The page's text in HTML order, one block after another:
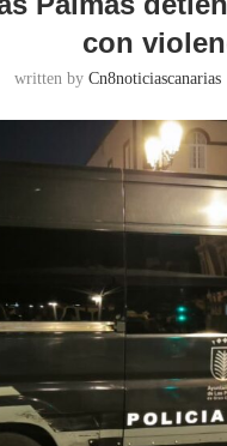
con
written by Cn8noticiascanarias